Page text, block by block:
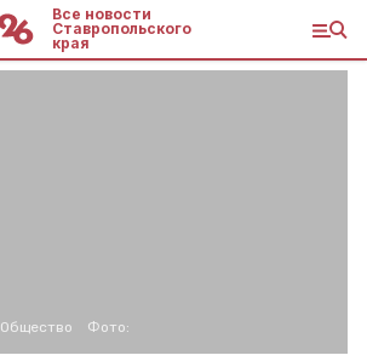
Все новости
Ставропольского
края
Общество Фото: